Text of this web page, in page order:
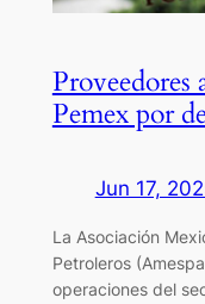
Proveedores
Pemex por
Jun 17,
La Asociación
Petroleros
operaciones del